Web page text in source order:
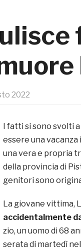
2022
I fatti si sono svolti a
essere una
una vera e propria
della provincia di
genitori sono
La giovane vittima,
accidentalmente
zio, un uomo di 68
serata di martedì